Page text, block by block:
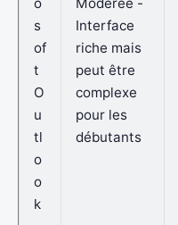
s
of
t
O
u
tl
o
o
k
Interface
riche mais
peut être
complexe
pour les
débutants